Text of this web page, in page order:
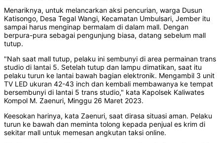
Menariknya, untuk melancarkan aksi pencurian, warga Dusun
Katisongo, Desa Tegal Wangi, Kecamatan Umbulsari, Jember itu
sampai harus menginap bermalam di dalam mall. Dengan
berpura-pura sebagai pengunjung biasa, datang sebelum mall
tutup.
"Nah saat mall tutup, pelaku ini sembunyi di area permainan trans
studio di lantai 5. Setelah tutup dan lampu dimatikan, saat itu
pelaku turun ke lantai bawah bagian elektronik. Mengambil 3 unit
TV LED ukuran 42-43 inch dan kembali membawanya ke tempat
bersembunyi di lantai 5 trans studio," kata Kapolsek Kaliwates
Kompol M. Zaenuri, Minggu 26 Maret 2023.
Keesokan harinya, kata Zaenuri, saat dirasa situasi aman. Pelaku
turun ke bawah dan meminta tolong kepada penjual es krim di
sekitar mall untuk memesan angkutan taksi online.